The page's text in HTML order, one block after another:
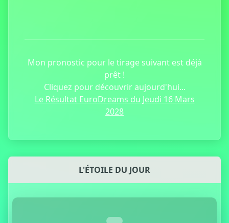
Mon pronostic pour le tirage suivant est déjà
prêt !
Cliquez pour découvrir aujourd'hui...
Le Résultat EuroDreams du Jeudi 16 Mars
2028
L'ÉTOILE DU JOUR